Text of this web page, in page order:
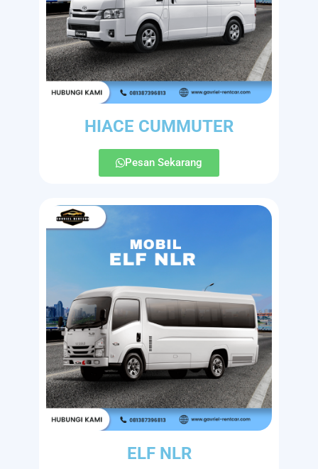
HIACE CUMMUTER
Pesan Sekarang
ELF NLR